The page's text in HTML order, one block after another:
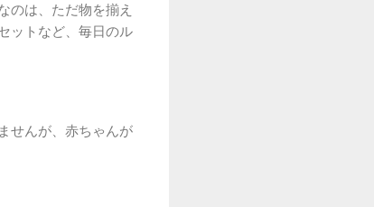
のは、ただ物を揃え
ットなど、毎日のル
せんが、赤ちゃんが